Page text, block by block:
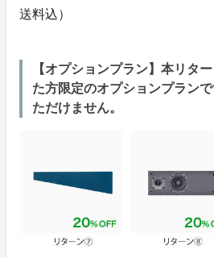
送料込）
【オプションプラン】本リタ
た方限定のオプションプラン
ただけません。